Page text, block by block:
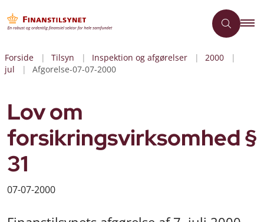
Forside Tilsyn Inspektion og afgørelser
2000
jul
Afgorelse-07-07-2000
Lov om
forsikringsvirksomhed §
31
07-07-2000